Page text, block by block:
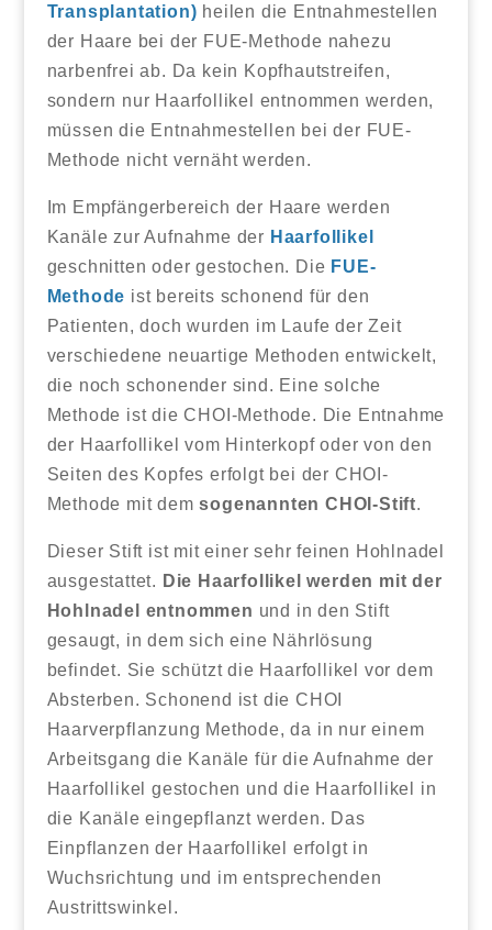
Transplantation) heilen die Entnahmestellen
der Haare bei der FUE-Methode nahezu
narbenfrei ab. Da kein Kopfhautstreifen,
sondern nur Haarfollikel entnommen werden,
müssen die Entnahmestellen bei der FUE-
Methode nicht vernäht werden.
Im Empfängerbereich der Haare werden
Kanäle zur Aufnahme der Haarfollikel
geschnitten oder gestochen. Die FUE-
Methode ist bereits schonend für den
Patienten, doch wurden im Laufe der Zeit
verschiedene neuartige Methoden entwickelt,
die noch schonender sind. Eine solche
Methode ist die CHOI-Methode. Die Entnahme
der Haarfollikel vom Hinterkopf oder von den
Seiten des Kopfes erfolgt bei der CHOI-
Methode mit demsogenannten CHOI-Stift.
Dieser Stift ist mit einer sehr feinen Hohlnadel
ausgestattet. Die Haarfollikel werden mit der
Hohlnadel entnommen und in den Stift
gesaugt, in dem sich eine Nährlösung
befindet. Sie schützt die Haarfollikel vor dem
Absterben. Schonend ist die CHOI
Haarverpflanzung Methode, da in nur einem
Arbeitsgang die Kanäle für die Aufnahme der
Haarfollikel gestochen und die Haarfollikel in
die Kanäle eingepflanzt werden. Das
Einpflanzen der Haarfollikel erfolgt in
Wuchsrichtung und im entsprechenden
Austrittswinkel.